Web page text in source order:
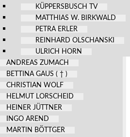
KÜPPERSBUSCH TV
MATTHIAS W. BIRKWALD
PETRA ERLER
REINHARD OLSCHANSKI
ULRICH HORN
ANDREAS ZUMACH
BETTINA GAUS ( † )
CHRISTIAN WOLF
HELMUT LORSCHEID
HEINER JÜTTNER
INGO AREND
MARTIN BÖTTGER